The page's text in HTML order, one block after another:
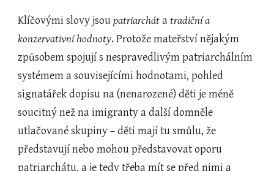
Klíčovými slovy jsou patriarchát a tradiční a
konzervativní hodnoty. Protože mateřství nějakým
způsobem spojují s nespravedlivým patriarchálním
systémem a souvisejícími hodnotami, pohled
signatářek dopisu na (nenarozené) děti je méně
soucitný než na imigranty a další domněle
utlačované skupiny – děti mají tu smůlu, že
představují nebo mohou představovat oporu
patriarchátu, a je tedy třeba mít se před nimi a